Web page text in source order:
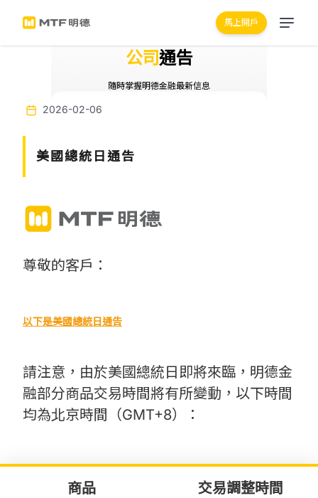
馬上開戶
公司通告
隨時掌握明德金融最新信息
2026-02-06
美國總統日通告
尊敬的客戶：
以下是美國總統日通告
請注意，由於美國總統日即將來臨，明德金
融部分商品交易時間將有所變動，以下時間
均為北京時間（GMT+8）：
商品 交易調整時間